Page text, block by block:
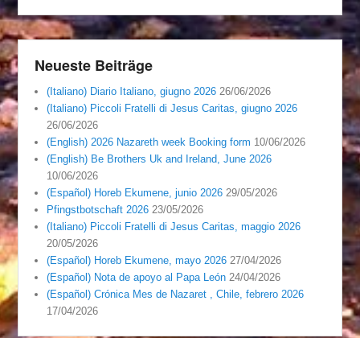
Neueste Beiträge
(Italiano) Diario Italiano, giugno 2026 26/06/2026
(Italiano) Piccoli Fratelli di Jesus Caritas, giugno 2026
26/06/2026
(English) 2026 Nazareth week Booking form 10/06/2026
(English) Be Brothers Uk and Ireland, June 2026
10/06/2026
(Español) Horeb Ekumene, junio 2026 29/05/2026
Pfingstbotschaft 2026 23/05/2026
(Italiano) Piccoli Fratelli di Jesus Caritas, maggio 2026
20/05/2026
(Español) Horeb Ekumene, mayo 2026 27/04/2026
(Español) Nota de apoyo al Papa León 24/04/2026
(Español) Crónica Mes de Nazaret , Chile, febrero 2026
17/04/2026